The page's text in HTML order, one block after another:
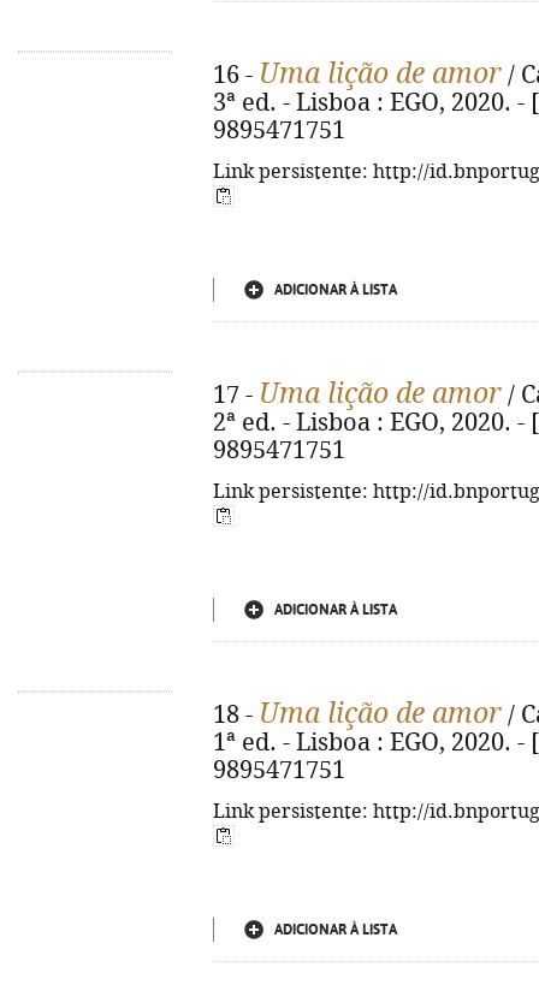
16 - Uma lição de amor /
3ª ed. - Lisboa : EGO, 2020.
9895471751
Link persistente: http://
ADICIONAR À LISTA
17 - Uma lição de amor /
2ª ed. - Lisboa : EGO, 2020.
9895471751
Link persistente: http://
ADICIONAR À LISTA
18 - Uma lição de amor /
1ª ed. - Lisboa : EGO, 2020.
9895471751
Link persistente: http://
ADICIONAR À LISTA